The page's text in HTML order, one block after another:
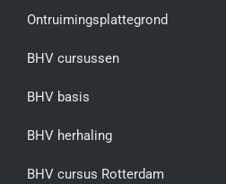
Ontruimingsplattegrond
BHV cursussen
BHV basis
BHV herhaling
BHV cursus Rotterdam